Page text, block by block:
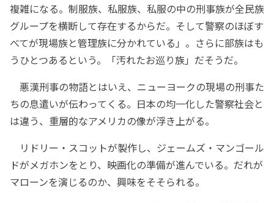
複雑になる。制服族、私服族、私服の中の刑事族が全民族
グループを横断して存在するからだ。そして警察のほぼす
べてが現場族と管理族に分かれている」。さらに部族はも
うひとつあるという。「汚れたお巡り族」だそうだ。
悪漢刑事の物語とはいえ、ニューヨークの現場の刑事た
ちの息遣いが伝わってくる。日本の均一化した警察社会と
は違う、重層的なアメリカの像が浮き上がる。
リドリー・スコットが製作し、ジェームズ・マンゴール
ドがメガホンをとり、映画化の準備が進んでいる。だれが
マローンを演じるのか、興味をそそられる。